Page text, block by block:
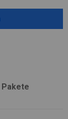
Pakete